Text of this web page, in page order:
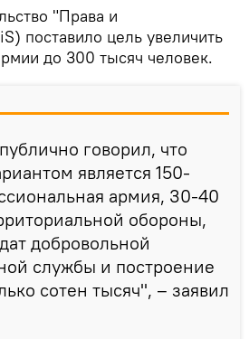
"Права и
поставило цель увеличить
до 300 тысяч человек.
говорил, что
является 150-
армия, 30-40
обороны,
добровольной
службы и построение
сотен тысяч", – заявил